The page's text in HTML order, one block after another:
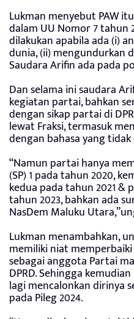
Lukman menyebut PAW
dalam UU Nomor 7 tahun
dilakukan apabila ada (i)
dunia, (ii) mengundurkan
Saudara Arifin ada pada
Dan selama ini saudara
kegiatan partai, bahkan
dengan sikap partai di
lewat Fraksi, termasuk
dengan bahasa yang tidak
“Namun partai hanya
(SP) 1 pada tahun 2020,
kedua pada tahun 2021 &
tahun 2023, bahkan ada
NasDem Maluku
Lukman menambahkan,
memiliki niat
sebagai anggota Partai
DPRD. Sehingga
lagi mencalonkan dirinya
pada Pileg 2024.